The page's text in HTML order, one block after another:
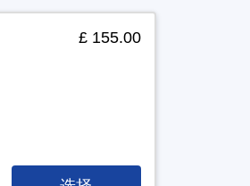
£ 155.00